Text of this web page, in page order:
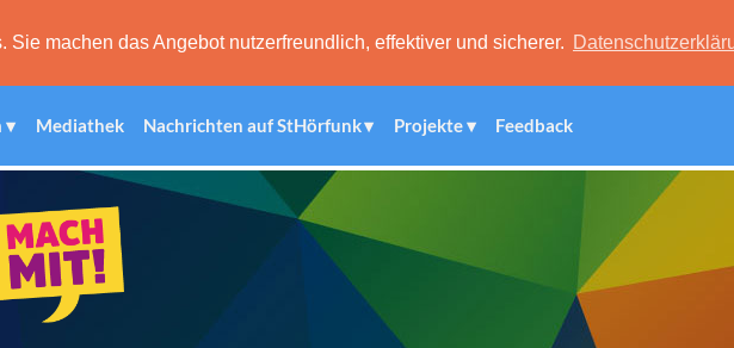
machen das Angebot nutzerfreundlich, effektiver und sicherer.
Mediathek Nachrichten auf StHörfunk Projekte Feedback